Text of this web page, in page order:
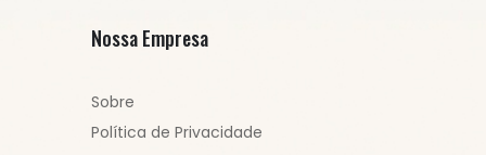
Nossa Empresa
Sobre
Política de Privacidade